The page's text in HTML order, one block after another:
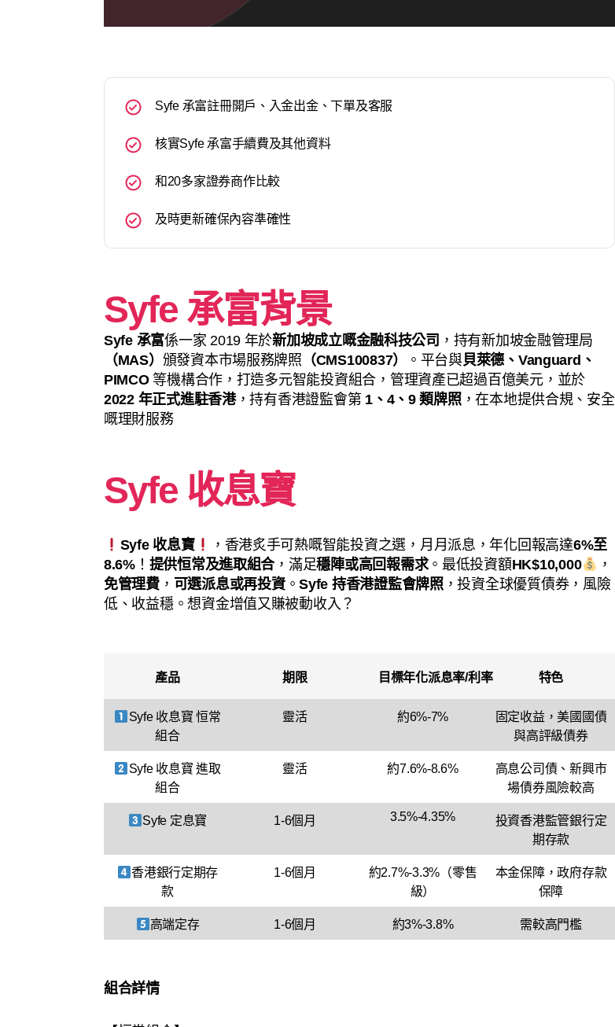
Syfe 承富註冊開戶、入金出金、下單及客服
核實Syfe 承富手續費及其他資料
和20多家證券商作比較
及時更新確保內容準確性
Syfe 承富背景
Syfe 承富係一家 2019 年於新加坡成立嘅金融科技公司 ，持有新加坡金融管理局
（MAS） 頒發資本市場服務牌照 （CMS100837） 。平台與貝萊德、Vanguard、
PIMCO等機構合作，打造多元智能投資組合，管理資產已超過百億美元，並於
2022 年正式進駐香港，持有香港證監會第 1、4、9 類牌照，在本地提供合規、安全
嘅理財服務
Syfe 收息寶
Syfe 收息寶 ，香港炙手可熱嘅智能投資之選，月月派息，年化回報高達6%至
8.6%！ 提供恒常及進取組合，滿足穩陣或高回報需求。最低投資額HK$10,000
，
免管理費， 可選派息或再投資。Syfe 持香港證監會牌照，投資全球優質債券，風險
低、收益穩。想資金增值又賺被動收入？
產品 期限 目標年化派息率/利率 特色
Syfe 收息寶 恒常
組合
靈活 約6%-7%
固定收益，美國國債
與高評級債券
Syfe 收息寶 進取
組合
靈活 約7.6%-8.6%
高息公司債、新興市
場債券風險較高
Syfe 定息寶 1-6個月 3.5%-4.35%
投資香港監管銀行定
期存款
香港銀行定期存
款
1-6個月
約2.7%-3.3%（零售
級）
本金保障，政府存款
保障
高端定存 1-6個月 約3%-3.8% 需較高門檻
組合詳情